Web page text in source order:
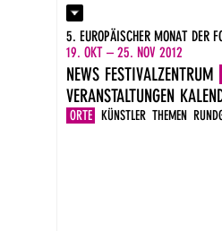
Kontakt
Presse
Impressum
DE
EN
5. EUROPÄISCHER MONAT DER
19. OKT – 25. NOV 2012
NEWS FESTIVALZENTRUM
ORTE KÜNSTLER THEMEN
VERANSTALTUNGEN